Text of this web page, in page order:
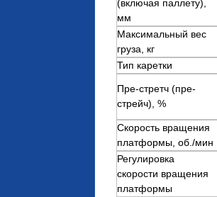
(включая паллету),
мм
Максимальный вес
груза, кг
Тип каретки
Пре-стретч (пре-
стрейч), %
Скорость вращения
платформы, об./мин
Регулировка
скорости вращения
платформы